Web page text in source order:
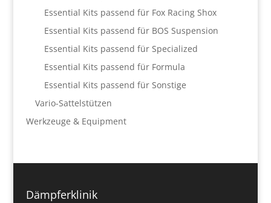
Essential Kits passend für Fox Racing Shox
Essential Kits passend für BOS Suspension
Essential Kits passend für Specialized
Essential Kits passend für Formula
Essential Kits passend für Sonstige
Vario-Sattelstützen
Werkzeuge & Equipment
Dämpferklinik